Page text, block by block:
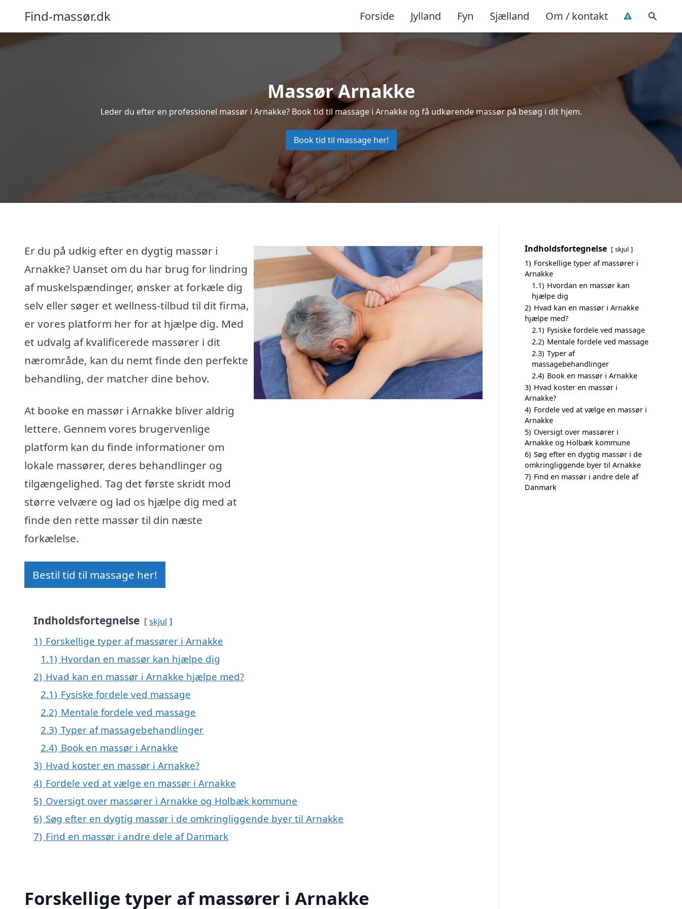
Find-massør.dk Forside Jylland Fyn Sjælland Om / kontakt
Massør Arnakke
Leder du efter en professionel massør i Arnakke? Book tid til massage i Arnakke og få udkørende massør på besøg i dit hjem.
Book tid til massage her!
Er du på udkig efter en dygtig massør i
Arnakke? Uanset om du har brug for lindring
af muskelspændinger, ønsker at forkæle dig
selv eller søger et wellness-tilbud til dit firma,
er vores platform her for at hjælpe dig. Med
et udvalg af kvalificerede massører i dit
nærområde, kan du nemt finde den perfekte
behandling, der matcher dine behov.
At booke en massør i Arnakke bliver aldrig
lettere. Gennem vores brugervenlige
platform kan du finde informationer om
lokale massører, deres behandlinger og
tilgængelighed. Tag det første skridt mod
større velvære og lad os hjælpe dig med at
finde den rette massør til din næste
forkælelse.
Bestil tid til massage her!
Indholdsfortegnelse skjul
1) Forskellige typer af massører i Arnakke
1.1) Hvordan en massør kan hjælpe dig
2) Hvad kan en massør i Arnakke hjælpe med?
2.1) Fysiske fordele ved massage
2.2) Mentale fordele ved massage
2.3) Typer af massagebehandlinger
2.4) Book en massør i Arnakke
3) Hvad koster en massør i Arnakke?
4) Fordele ved at vælge en massør i Arnakke
5) Oversigt over massører i Arnakke og Holbæk kommune
6) Søg efter en dygtig massør i de omkringliggende byer til Arnakke
7) Find en massør i andre dele af Danmark
Forskellige typer af massører i Arnakke
Indholdsfortegnelse skjul
1) Forskellige typer af massører i
Arnakke
1.1) Hvordan en massør kan
hjælpe dig
2) Hvad kan en massør i Arnakke
hjælpe med?
2.1) Fysiske fordele ved massage
2.2) Mentale fordele ved massage
2.3) Typer af
massagebehandlinger
2.4) Book en massør i Arnakke
3) Hvad koster en massør i
Arnakke?
4) Fordele ved at vælge en massør i
Arnakke
5) Oversigt over massører i
Arnakke og Holbæk kommune
6) Søg efter en dygtig massør i de
omkringliggende byer til Arnakke
7) Find en massør i andre dele af
Danmark